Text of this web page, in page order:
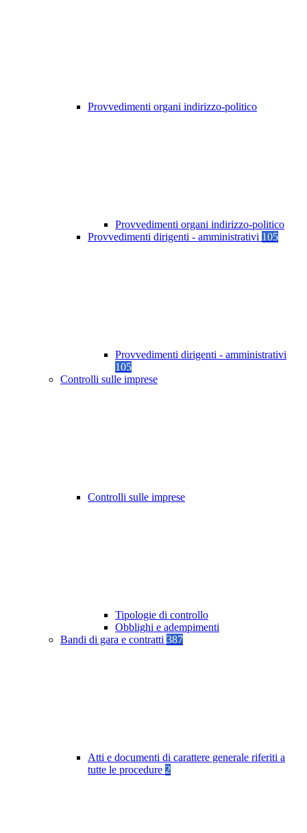
Provvedimenti organi indirizzo-politico
Provvedimenti organi indirizzo-politico
Provvedimenti dirigenti - amministrativi 105
Provvedimenti dirigenti - amministrativi
105
Controlli sulle imprese
Controlli sulle imprese
Tipologie di controllo
Obblighi e adempimenti
Bandi di gara e contratti 387
Atti e documenti di carattere generale riferiti a
tutte le procedure 2